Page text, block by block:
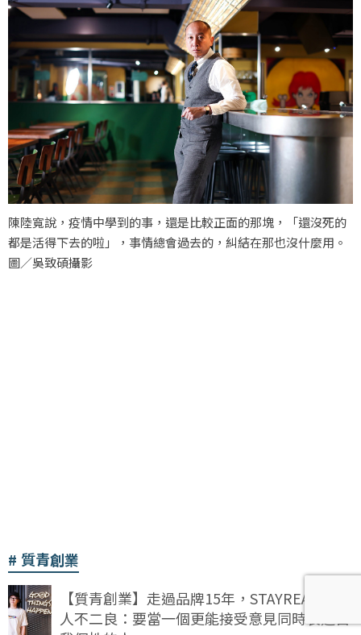
陳陸寬說，疫情中學到的事，還是比較正面的那塊，「還沒死的
都是活得下去的啦」，事情總會過去的，糾結在那也沒什麼用。
圖／吳致碩攝影
質青創業
【質青創業】走過品牌15年，STAYREAL主理
人不二良：要當一個更能接受意見同時表達自